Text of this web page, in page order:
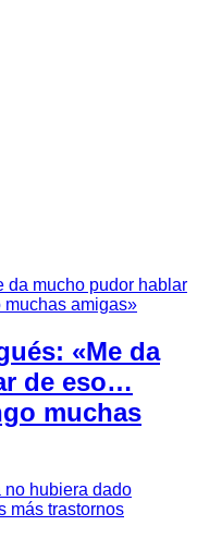
«Me da
de eso…
muchas